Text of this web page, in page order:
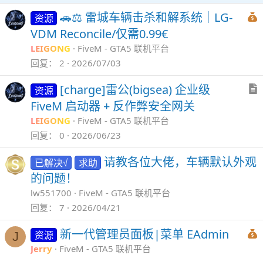
资源 🚗⚖️ 雷城车辆击杀和解系统｜LG-
VDM Reconcile/仅需0.99€
LEIGONG
FiveM - GTA5 联机平台
回复
2 2026/07/03
资源 [charge]雷公(bigsea) 企业级
FiveM 启动器 + 反作弊安全网关
LEIGONG
FiveM - GTA5 联机平台
回复
0 2026/06/23
已解决√ 求助 请教各位大佬，车辆默认外观
的问题！
lw551700
FiveM - GTA5 联机平台
回复
7 2026/04/21
J 资源 新一代管理员面板|菜单 EAdmin
Jerry FiveM - GTA5 联机平台